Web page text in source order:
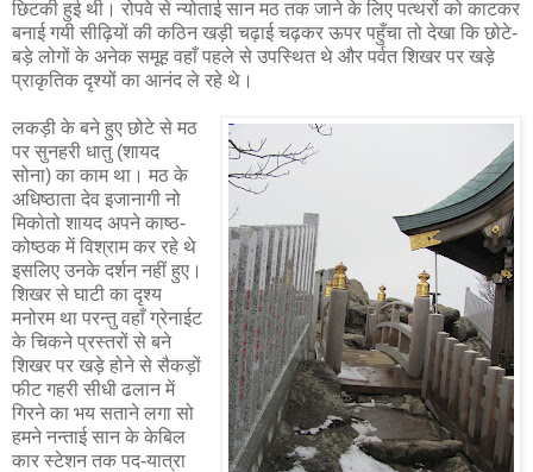
छिटकी हुई थी। रोपवे से न्योताई सान मठ तक जाने के लिए पत्थरों को काटकर
बनाई गयी सीढ़ियों की कठिन खड़ी चढ़ाई चढ़कर ऊपर पहुँचा तो देखा कि छोटे-
बड़े लोगों के अनेक समूह वहाँ पहले से उपस्थित थे और पर्वत शिखर पर खड़े
प्राकृतिक दृश्यों का आनंद ले रहे थे।
लकड़ी के बने हुए छोटे से मठ
पर सुनहरी धातु (शायद
सोना) का काम था। मठ के
अधिष्ठाता देव इजानागी नो
मिकोतो शायद अपने काष्ठ-
कोष्ठक में विश्राम कर रहे थे
इसलिए उनके दर्शन नहीं हुए।
शिखर से घाटी का दृश्य
मनोरम था परन्तु वहाँ ग्रेनाईट
के चिकने प्रस्तरों से बने
शिखर पर खड़े होने से सैकड़ों
फीट गहरी सीधी ढलान में
गिरने का भय सताने लगा सो
हमने नन्ताई सान के केबिल
कार स्टेशन तक पद-यात्रा